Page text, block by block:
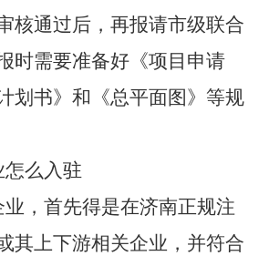
核通过后，再报请市级联合
时需要准备好《项目申请
划书》和《总平面图》等规
怎么入驻
，首先得是在济南正规注
其上下游相关企业，并符合